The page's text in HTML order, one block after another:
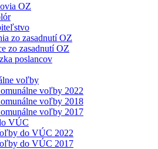
OZ
zo zasadnutí OZ
zo zasadnutí OZ
poslancov
voľby
voľby 2022
voľby 2018
voľby 2017
VÚC
do VÚC 2022
do VÚC 2017